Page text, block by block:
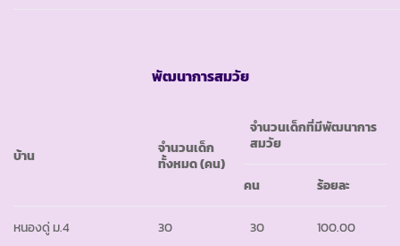
พัฒนาการสมวัย
บ้าน
จำนวนเด็ก
ทั้งหมด (คน)
จำนวนเด็กที่มีพัฒนาการ
สมวัย
คน ร้อยละ
หนองดู่ ม.4 30 30 100.00